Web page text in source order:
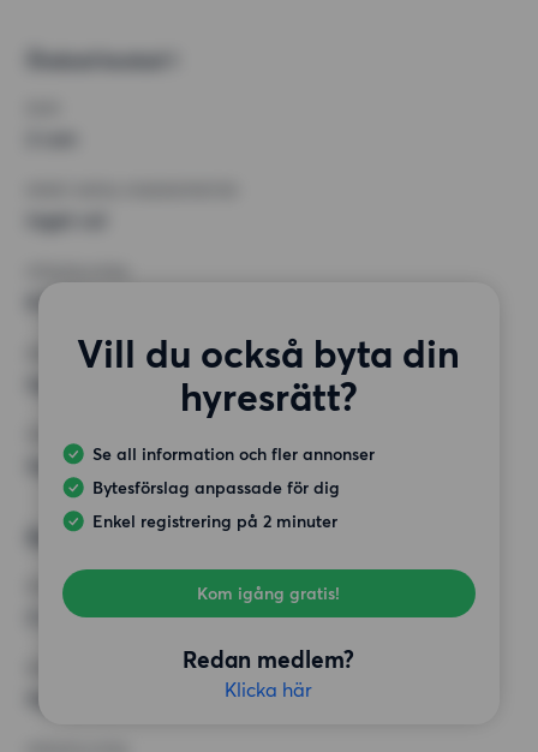
Vill du också byta din
hyresrätt?
Se all information och fler annonser
Bytesförslag anpassade för dig
Enkel registrering på 2 minuter
Kom igång gratis!
Redan medlem?
Klicka här
8 000 kr
Inga speciella krav
Inga speciella preferenser
Önskad bostad 2
2 rum
MINST ANTAL KVADRATMETER